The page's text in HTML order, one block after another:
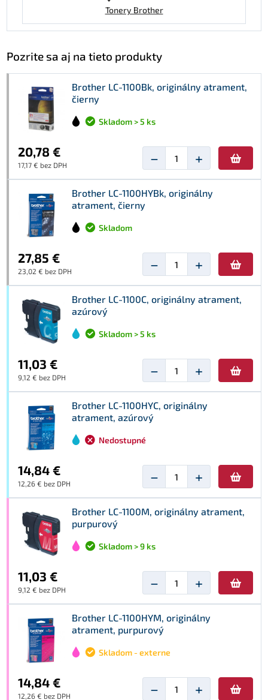
Tonery Brother
Pozrite sa aj na tieto produkty
Brother LC-1100Bk, originálny atrament,
čierny
Skladom > 5 ks
20,78 €
17,17 € bez DPH − +
Brother LC-1100HYBk, originálny
atrament, čierny
Skladom
27,85 €
23,02 € bez DPH − +
Brother LC-1100C, originálny atrament,
azúrový
Skladom > 5 ks
11,03 €
9,12 € bez DPH − +
Brother LC-1100HYC, originálny
atrament, azúrový
Nedostupné
14,84 €
12,26 € bez DPH − +
Brother LC-1100M, originálny atrament,
purpurový
Skladom > 9 ks
11,03 €
9,12 € bez DPH − +
Brother LC-1100HYM, originálny
atrament, purpurový
Skladom - externe
14,84 €
12,26 € bez DPH − +